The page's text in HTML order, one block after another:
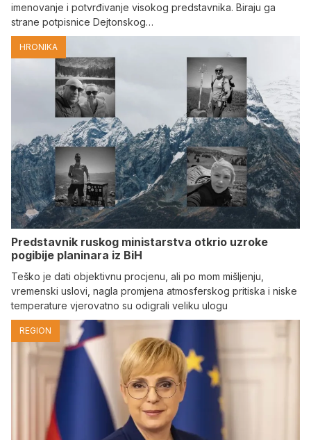
imenovanje i potvrđivanje visokog predstavnika. Biraju ga
strane potpisnice Dejtonskog…
HRONIKA
Predstavnik ruskog ministarstva otkrio uzroke
pogibije planinara iz BiH
Teško je dati objektivnu procjenu, ali po mom mišljenju,
vremenski uslovi, nagla promjena atmosferskog pritiska i niske
temperature vjerovatno su odigrali veliku ulogu
REGION